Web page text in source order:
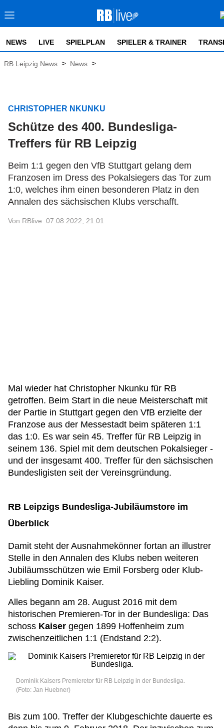
NEWS LIVE SPIELPLAN SPIELER & TRAINER
RB Leipzig News > News >
CHRISTOPHER NKUNKU
Schütze des 400. Bundesliga-
Treffers für RB Leipzig
Beim 1:1 gegen den VfB Stuttgart gelang dem
Franzosen im Dress des Pokalsiegers das Tor zum
1:0, welches ihm einen besonderen Platz in den
Annalen des sächsischen Klubs verschafft.
Von RBlive 07.08.2022, 21:01
Mal wieder hat Christopher Nkunku für RB
getroffen. Beim Start in die neue Meisterschaft mit
der Partie in Stuttgart gegen den VfB erzielte der
Franzose aus der Messestadt beim späteren 1:1
das 1:0. Es war sein 45. Treffer für RB Leipzig in
seinem 136. Spiel mit dem deutschen Pokalsieger -
und der insgesamt 400. Treffer für den sächsischen
Bundesligisten seit der Vereinsgründung.
RB Leipzigs Bundesliga-Jubiläumstore im
Überblick
Damit steht der Ausnahmekönner fortan an illustrer
Stelle in den Annalen des Klubs neben weiteren
Jubiläumsschützen wie Emil Forsberg oder Klub-
Liebling Dominik Kaiser.
Alles begann am 28. August 2016 mit dem
historischen Premieren-Tor in der Bundesliga: Das
schoss Kaiser gegen 1899 Hoffenheim zum
zwischenzeitlichen 1:1 (Endstand 2:2).
Dominik Kaisers Premieretor für RB Leipzig in der Bundesliga.
(Foto: Jan Huebner)
Bis zum 100. Treffer der Klubgeschichte dauerte es